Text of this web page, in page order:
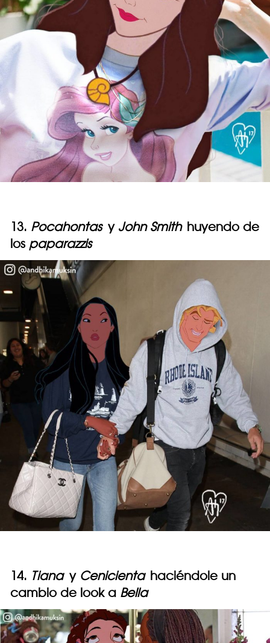
13. Pocahontas y John Smith huyendo de
los paparazzis
14. Tiana y Cenicienta haciéndole un
cambio de look a Bella